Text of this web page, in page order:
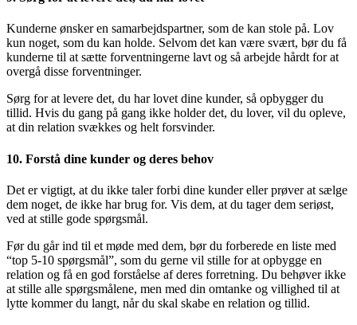
Kunderne ønsker en samarbejdspartner, som de kan stole på. Lov
kun noget, som du kan holde. Selvom det kan være svært, bør du få
kunderne til at sætte forventningerne lavt og så arbejde hårdt for at
overgå disse forventninger.
Sørg for at levere det, du har lovet dine kunder, så opbygger du
tillid. Hvis du gang på gang ikke holder det, du lover, vil du opleve,
at din relation svækkes og helt forsvinder.
10. Forstå dine kunder og deres behov
Det er vigtigt, at du ikke taler forbi dine kunder eller prøver at sælge
dem noget, de ikke har brug for. Vis dem, at du tager dem seriøst,
ved at stille gode spørgsmål.
Før du går ind til et møde med dem, bør du forberede en liste med
“top 5-10 spørgsmål”, som du gerne vil stille for at opbygge en
relation og få en god forståelse af deres forretning. Du behøver ikke
at stille alle spørgsmålene, men med din omtanke og villighed til at
lytte kommer du langt, når du skal skabe en relation og tillid.